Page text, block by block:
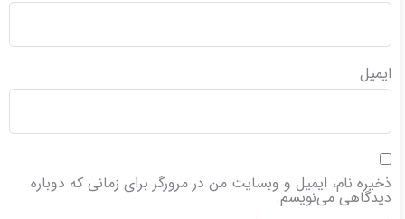
ایمیل
ذخیره نام، ایمیل و وبسایت من در مرورگر برای زمانی که دوباره
دیدگاهی می‌نویسم.